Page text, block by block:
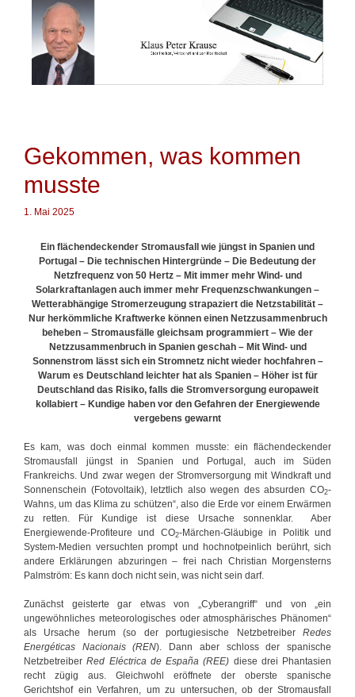
Gekommen, was kommen
musste
1. Mai 2025
Ein flächendeckender Stromausfall wie jüngst in Spanien und
Portugal – Die technischen Hintergründe – Die Bedeutung der
Netzfrequenz von 50 Hertz – Mit immer mehr Wind- und
Solarkraftanlagen auch immer mehr Frequenzschwankungen –
Wetterabhängige Stromerzeugung strapaziert die Netzstabilität –
Nur herkömmliche Kraftwerke können einen Netzzusammenbruch
beheben – Stromausfälle gleichsam programmiert – Wie der
Netzzusammenbruch in Spanien geschah – Mit Wind- und
Sonnenstrom lässt sich ein Stromnetz nicht wieder hochfahren –
Warum es Deutschland leichter hat als Spanien – Höher ist für
Deutschland das Risiko, falls die Stromversorgung europaweit
kollabiert – Kundige haben vor den Gefahren der Energiewende
vergebens gewarnt
Es kam, was doch einmal kommen musste: ein flächendeckender
Stromausfall jüngst in Spanien und Portugal, auch im Süden
Frankreichs. Und zwar wegen der Stromversorgung mit Windkraft und
Sonnenschein (Fotovoltaik), letztlich also wegen des absurden CO2-
Wahns, um das Klima zu schützen“, also die Erde vor einem Erwärmen
zu retten. Für Kundige ist diese Ursache sonnenklar. Aber
Energiewende-Profiteure und CO2-Märchen-Gläubige in Politik und
System-Medien versuchten prompt und hochnotpeinlich berührt, sich
andere Erklärungen abzuringen – frei nach Christian Morgensterns
Palmström: Es kann doch nicht sein, was nicht sein darf.
Zunächst geisterte gar etwas von „Cyberangriff“ und von „ein
ungewöhnliches meteorologisches oder atmosphärisches Phänomen“
als Ursache herum (so der portugiesische Netzbetreiber Redes
Energéticas Nacionais
(REN). Dann aber schloss der spanische
NetzbetreiberRed Eléctrica de España (REE) diese drei Phantasien
recht zügig aus. Gleichwohl eröffnete der oberste spanische
Gerichtshof ein Verfahren, um zu untersuchen, ob der Stromausfall